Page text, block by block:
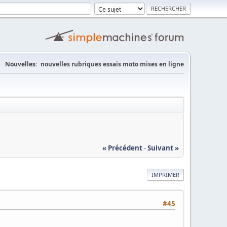
Nouvelles: nouvelles rubriques essais moto mises en ligne
« Précédent-Suivant »
IMPRIMER
#45